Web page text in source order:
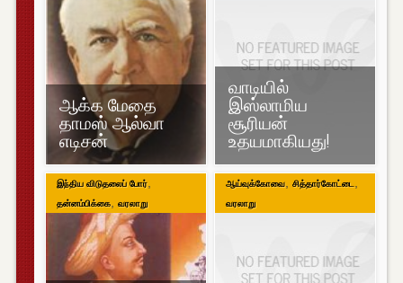
ஆக்க மேதை
தாமஸ் ஆல்வா
எடிசன்
வாடியில்
இஸ்லாமிய
சூரியன்
உதயமாகியது!
இந்திய விடுதலைப் போர்,
தன்னம்பிக்கை, வரலாறு
ஆய்வுக்கோவை, சித்தார்கோட்டை
வரலாறு